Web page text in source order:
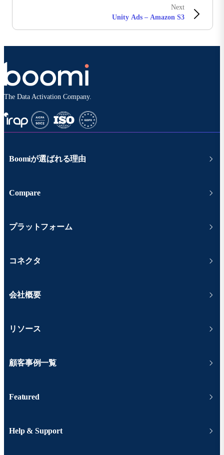
Next
Unity Ads – Amazon S3
The Data Activation Company.
Boomiが選ばれる理由
Compare
プラットフォーム
コネクタ
会社概要
リソース
顧客事例一覧
Featured
Help & Support